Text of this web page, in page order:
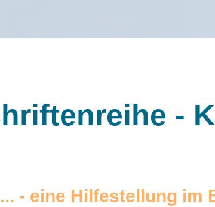
-
- eine Hilfestellung im